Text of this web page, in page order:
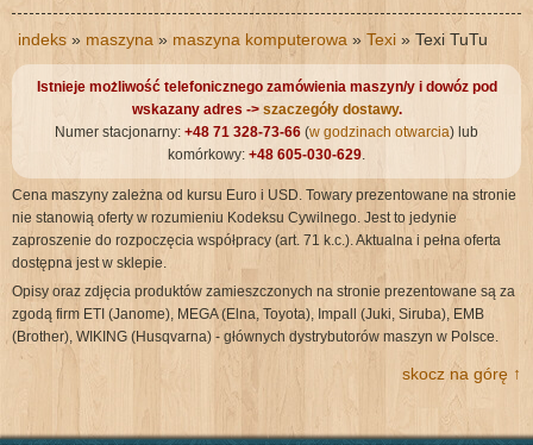
indeks » maszyna » maszyna komputerowa » Texi » Texi TuTu
Istnieje możliwość telefonicznego zamówienia maszyn/y i dowóz pod
wskazany adres -> szaczegóły dostawy.
Numer stacjonarny: +48 71 328-73-66 (w godzinach otwarcia) lub
komórkowy: +48 605-030-629.
Cena maszyny zależna od kursu Euro i USD. Towary prezentowane na stronie
nie stanowią oferty w rozumieniu Kodeksu Cywilnego. Jest to jedynie
zaproszenie do rozpoczęcia współpracy (art. 71 k.c.). Aktualna i pełna oferta
dostępna jest w sklepie.
Opisy oraz zdjęcia produktów zamieszczonych na stronie prezentowane są za
zgodą firm ETI (Janome), MEGA (Elna, Toyota), Impall (Juki, Siruba), EMB
(Brother), WIKING (Husqvarna) - głównych dystrybutorów maszyn w Polsce.
skocz na górę ↑